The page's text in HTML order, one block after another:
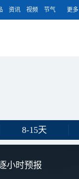
资讯 视频 节气 更多
8-15天
小时预报